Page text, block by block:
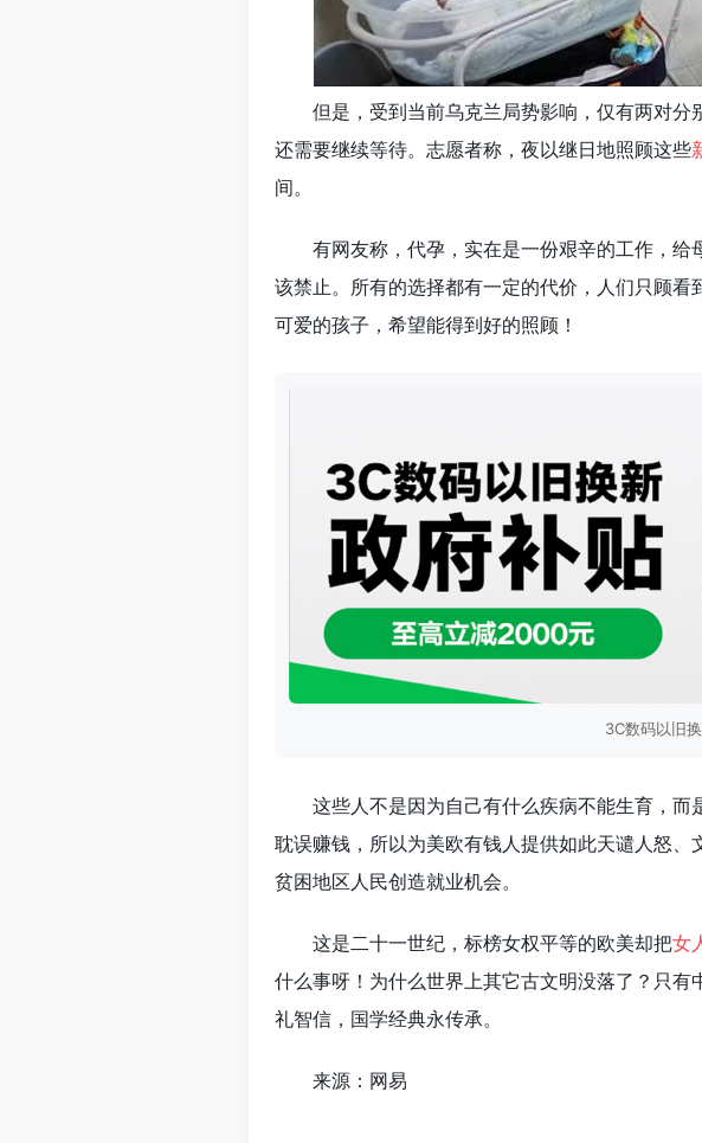
但是，受到当前乌克兰局势影响，仅有两对
还需要继续等待。志愿者称，夜以继日地照顾这些
间。
有网友称，代孕，实在是一份艰辛的工作，
该禁止。所有的选择都有一定的代价，人们只顾看
可爱的孩子，希望能得到好的照顾！
3C数码以旧
这些人不是因为自己有什么疾病不能生育，
耽误赚钱，所以为美欧有钱人提供如此天谴人怒、
贫困地区人民创造就业机会。
这是二十一世纪，标榜女权平等的欧美却把女
什么事呀！为什么世界上其它古文明没落了？只
礼智信，国学经典永传承。
来源：网易